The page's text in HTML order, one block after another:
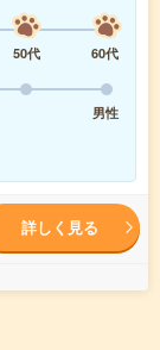
50代
60代
男性
詳しく見る